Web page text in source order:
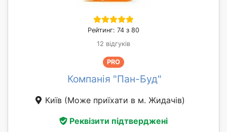
Рейтинг: 74 з 80
12 відгуків
PRO
Компанія "Пан-Буд"
Київ (Може приїхати в м. Жидачів)
Реквізити підтверджені